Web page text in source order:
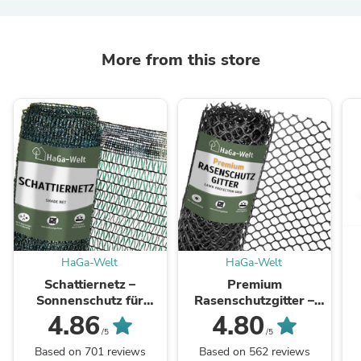
More from this store
HaGa-Welt
Schattiernetz –
Sonnenschutz für
Gewächshäuser und
Pflanzen
4.86 /5
Based on 701 reviews
HaGa-Welt
Premium
Rasenschutzgitter –
starker Schutz für
Ihren Rasen
4.80 /5
Based on 562 reviews